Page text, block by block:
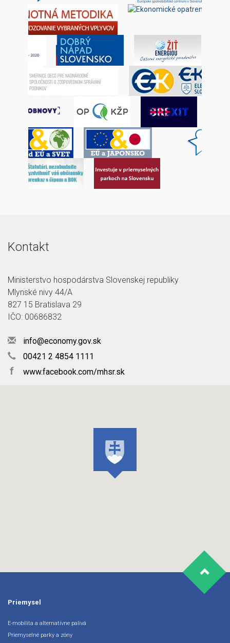
Kontakt
Ministerstvo hospodárstva Slovenskej republiky
Mlynské nivy 44/A
827 15 Bratislava 29
IČO: 00686832
info@economy.gov.sk
00421 2 4854 1111
f www.facebook.com/mhsr.sk
Priemysel
E-mobilita a alternatívne palivá
Priemyselné parky a zóny